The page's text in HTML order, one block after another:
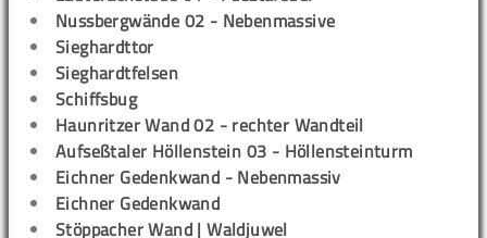
Nussbergwände 02 - Nebenmassive
Sieghardttor
Sieghardtfelsen
Schiffsbug
Haunritzer Wand 02 - rechter Wandteil
Aufseßtaler Höllenstein 03 - Höllensteinturm
Eichner Gedenkwand - Nebenmassiv
Eichner Gedenkwand
Stöppacher Wand | Waldjuwel